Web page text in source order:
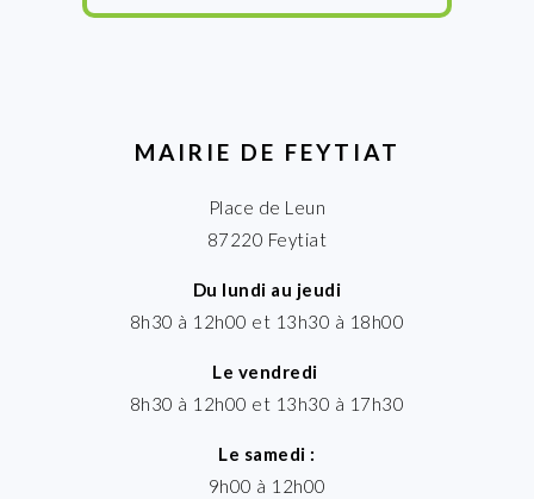
MAIRIE DE FEYTIAT
Place de Leun
87220 Feytiat
Du lundi au jeudi
8h30 à 12h00 et 13h30 à 18h00
Le vendredi
8h30 à 12h00 et 13h30 à 17h30
Le samedi :
9h00 à 12h00